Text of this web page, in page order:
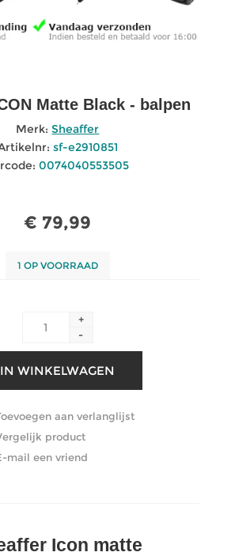
Matte Black - balpen
Merk: Sheaffer
sf-e2910851
0074040553505
€ 79,99
1 OP VOORRAAD
+
-
Icon matte